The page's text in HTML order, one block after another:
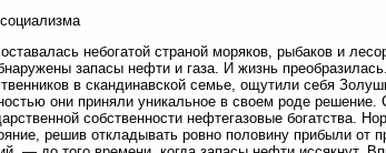
небогатой страной моряков, рыбаков и
запасы нефти и газа. И жизнь
в скандинавской семье, ощутили себя
они приняли уникальное в своем роде
собственности нефтегазовые богатства.
решив откладывать ровно половину прибыли от